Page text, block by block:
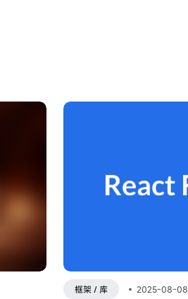
框架 / 库 •2025-08-08